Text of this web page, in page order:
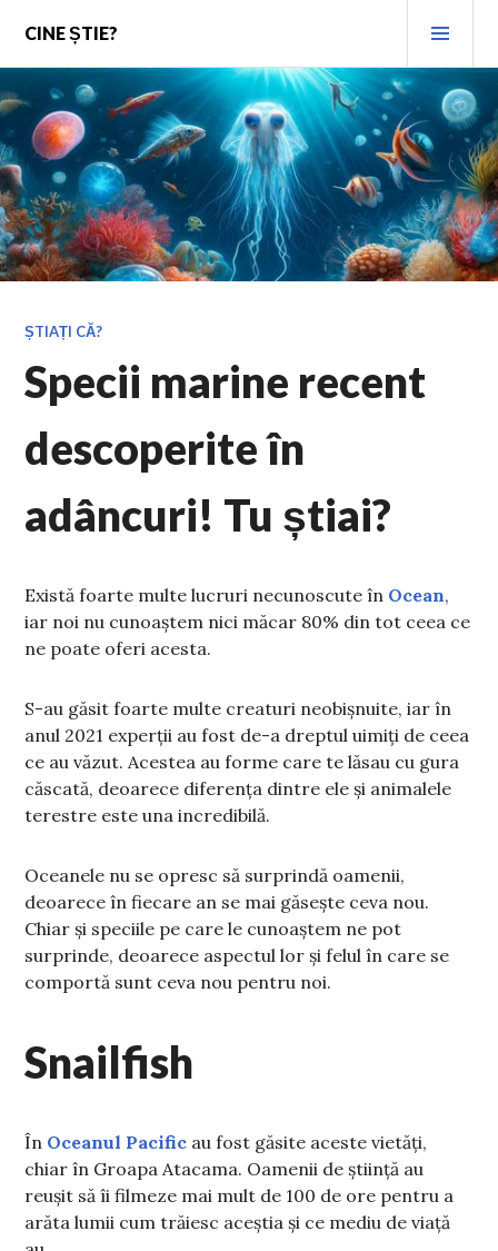
content
CINE ȘTIE?
ȘTIAȚI CĂ?
Specii marine recent
descoperite în
adâncuri! Tu știai?
Există foarte multe lucruri necunoscute în Ocean,
iar noi nu cunoaștem nici măcar 80% din tot ceea ce
ne poate oferi acesta.
S-au găsit foarte multe creaturi neobișnuite, iar în
anul 2021 experții au fost de-a dreptul uimiți de ceea
ce au văzut. Acestea au forme care te lăsau cu gura
căscată, deoarece diferența dintre ele și animalele
terestre este una incredibilă.
Oceanele nu se opresc să surprindă oamenii,
deoarece în fiecare an se mai găsește ceva nou.
Chiar și speciile pe care le cunoaștem ne pot
surprinde, deoarece aspectul lor și felul în care se
comportă sunt ceva nou pentru noi.
Snailfish
În Oceanul Pacific au fost găsite aceste vietăți,
chiar în Groapa Atacama. Oamenii de știință au
reușit să îi filmeze mai mult de 100 de ore pentru a
arăta lumii cum trăiesc aceștia și ce mediu de viață